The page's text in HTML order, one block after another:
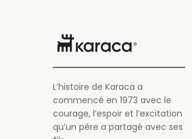
L’histoire de Karaca a
commencé en 1973 avec le
courage, l’espoir et l’excitation
qu’un père a partagé avec ses